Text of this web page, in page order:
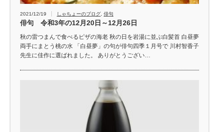
2021/12/19 しゃちょーのブログ 俳句
俳句 令和3年の12月20日～12月26日
秋の雷つまんで食べるピザの海老 秋の日を岩湯に並ぶ白髪首 白昼夢
両手にまとう桃の水 「白昼夢」の句が俳句四季１月号で 川村智香子
先生に佳作に選ばれました。 ありがとうござい…